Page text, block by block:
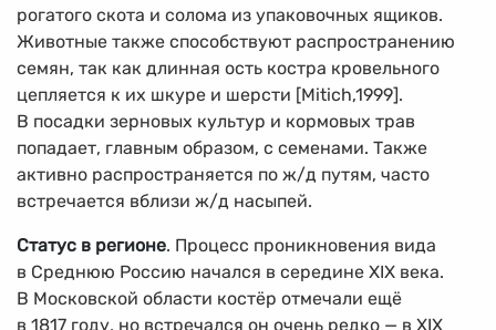
рогатого скота и солома из упаковочных ящиков.
Животные также способствуют распространению
семян, так как длинная ость костра кровельного
цепляется к их шкуре и шерсти [Mitich,1999].
В посадки зерновых культур и кормовых трав
попадает, главным образом, с семенами. Также
активно распространяется по ж/д путям, часто
встречается вблизи ж/д насыпей.
Статус в регионе. Процесс проникновения вида
в Среднюю Россию начался в середине XIX века.
В Московской области костёр отмечали ещё
в 1817 году, но встречался он очень редко — в XIX